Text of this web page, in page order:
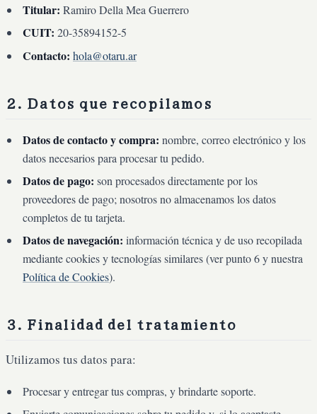
Titular: Ramiro Della Mea Guerrero
CUIT: 20-35894152-5
Contacto: hola@otaru.ar
2. Datos que recopilamos
Datos de contacto y compra: nombre, correo electrónico y los
datos necesarios para procesar tu pedido.
Datos de pago: son procesados directamente por los
proveedores de pago; nosotros no almacenamos los datos
completos de tu tarjeta.
Datos de navegación: información técnica y de uso recopilada
mediante cookies y tecnologías similares (ver punto 6 y nuestra
Política de Cookies).
3. Finalidad del tratamiento
Utilizamos tus datos para:
Procesar y entregar tus compras, y brindarte soporte.